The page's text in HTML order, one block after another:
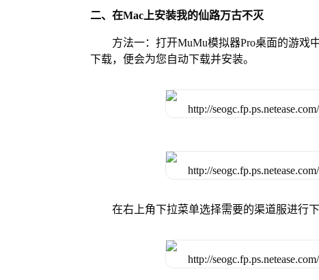
二、在Mac上安装我的仙路万古不灭
方法一：打开MuMu模拟器Pro桌面的游戏
下载，便会为您自动下载并安装。
在右上角下拉菜单选择需要的渠道服进行下